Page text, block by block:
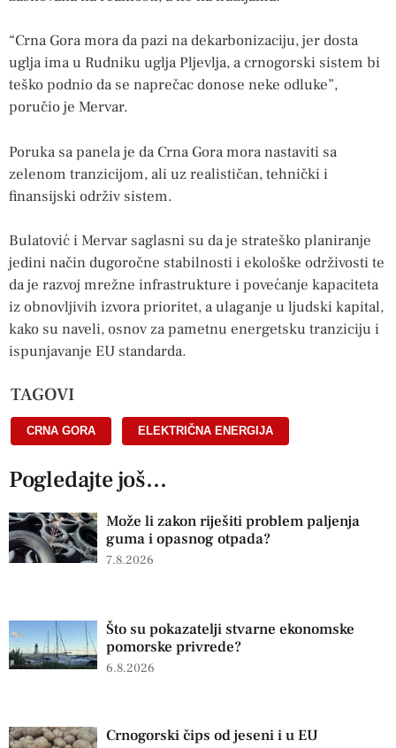
“Crna Gora mora da pazi na dekarbonizaciju, jer dosta
uglja ima u Rudniku uglja Pljevlja, a crnogorski sistem bi
teško podnio da se naprečac donose neke odluke”,
poručio je Mervar.
Poruka sa panela je da Crna Gora mora nastaviti sa
zelenom tranzicijom, ali uz realističan, tehnički i
finansijski održiv sistem.
Bulatović i Mervar saglasni su da je strateško planiranje
jedini način dugoročne stabilnosti i ekološke održivosti te
da je razvoj mrežne infrastrukture i povećanje kapaciteta
iz obnovljivih izvora prioritet, a ulaganje u ljudski kapital,
kako su naveli, osnov za pametnu energetsku tranziciju i
ispunjavanje EU standarda.
TAGOVI
CRNA GORA ELEKTRIČNA ENERGIJA
Pogledajte još...
Može li zakon riješiti problem paljenja
guma i opasnog otpada?
7.8.2026
Što su pokazatelji stvarne ekonomske
pomorske privrede?
6.8.2026
Crnogorski čips od jeseni i u EU